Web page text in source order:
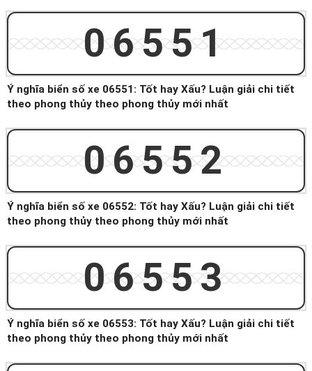
06551
Ý nghĩa biển số xe 06551: Tốt hay Xấu? Luận giải chi tiết
theo phong thủy theo phong thủy mới nhất
06552
Ý nghĩa biển số xe 06552: Tốt hay Xấu? Luận giải chi tiết
theo phong thủy theo phong thủy mới nhất
06553
Ý nghĩa biển số xe 06553: Tốt hay Xấu? Luận giải chi tiết
theo phong thủy theo phong thủy mới nhất